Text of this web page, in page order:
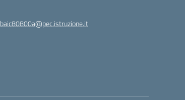
baic80800a@pec.istruzione.it